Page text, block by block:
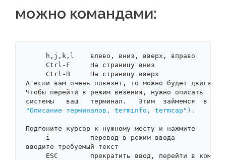
можно командами:
     h,j,k,l    влево, вниз, вверх, вправо
     Ctrl-F     На страницу вниз
     Ctrl-B     На страницу вверх
А если вам очень повезет, то можно будет
Чтобы перейти в режим везения, нужно описать  для
"Описание терминалов, terminfo, termcap").
Подгоните курсор к нужному месту и нажмите
     i          перевод в режим ввода
вводите требуемый текст
ESC        прекратить ввод, перейти в